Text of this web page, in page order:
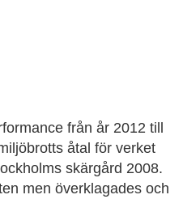
från år 2012 till
åtal för verket
skärgård 2008.
men överklagades och